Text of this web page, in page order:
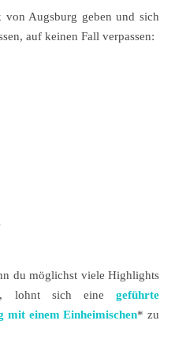
Augsburg geben und sich
auf keinen Fall verpassen:
du möglichst viele Highlights
lohnt sich eine geführte
mit einem Einheimischen* zu